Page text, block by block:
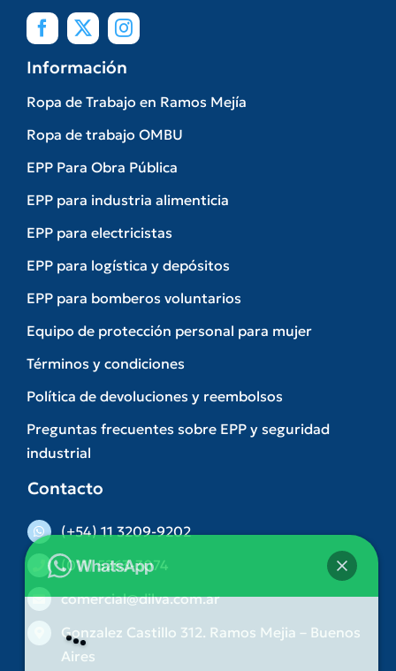
Información
Ropa de Trabajo en Ramos Mejía
Ropa de trabajo OMBU
EPP Para Obra Pública
EPP para industria alimenticia
EPP para electricistas
EPP para logística y depósitos
EPP para bomberos voluntarios
Equipo de protección personal para mujer
Términos y condiciones
Política de devoluciones y reembolsos
Preguntas frecuentes sobre EPP y seguridad
industrial
Contacto
(+54) 11 3209-9202
(011) 5263-3074
comercial@dilva.com.ar
Gonzalez Castillo 312. Ramos Mejia – Buenos
Aires